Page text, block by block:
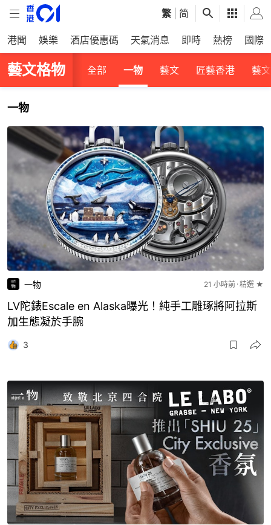
繁 简
港聞 娛樂 酒店優惠碼 天氣消息 即時 熱榜 國際
藝文格物 全部 一物 藝文 匠藝香港 藝
一物
一物 21 小時前 精選 ★
LV陀錶Escale en Alaska曝光！純手工雕琢將阿拉斯
加生態凝於手腕
3